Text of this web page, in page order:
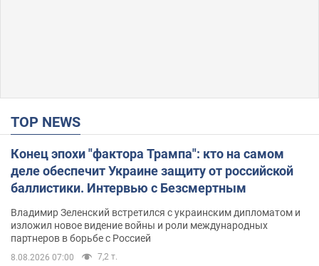
TOP NEWS
Конец эпохи "фактора Трампа": кто на самом
деле обеспечит Украине защиту от российской
баллистики. Интервью с Безсмертным
Владимир Зеленский встретился с украинским дипломатом и
изложил новое видение войны и роли международных
партнеров в борьбе с Россией
8.08.2026 07:00 7,2 т.